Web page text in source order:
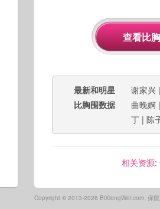
最新和明星
比胸围数据
谢家兴
曲晚婀
丁 | 陈
相关资源:
Copyright © 2013-2026 BiXiongWei.com, 保